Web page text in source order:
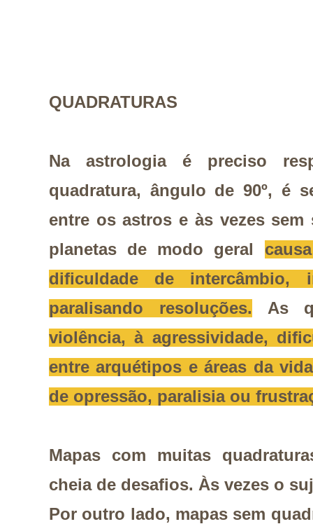
QUADRATURAS
Na astrologia é preciso
quadratura, ângulo de 90º, é
entre os astros e às vezes
planetas de modo geral
dificuldade de intercâmbio,
paralisando resoluções. As
violência, à agressividade,
entre arquétipos e áreas da
de opressão, paralisia ou
Mapas com muitas
cheia de desafios. Às vezes o
Por outro lado, mapas sem